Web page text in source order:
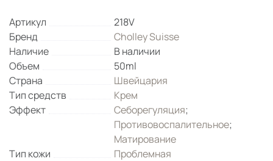
Артикул
218V
Бренд
Cholley Suisse
Наличие
В наличии
Объем
50ml
Страна
Швейцария
Тип средств
Крем
Эффект
Себорегуляция;
Противовоспалительное;
Матирование
Тип кожи
Проблемная